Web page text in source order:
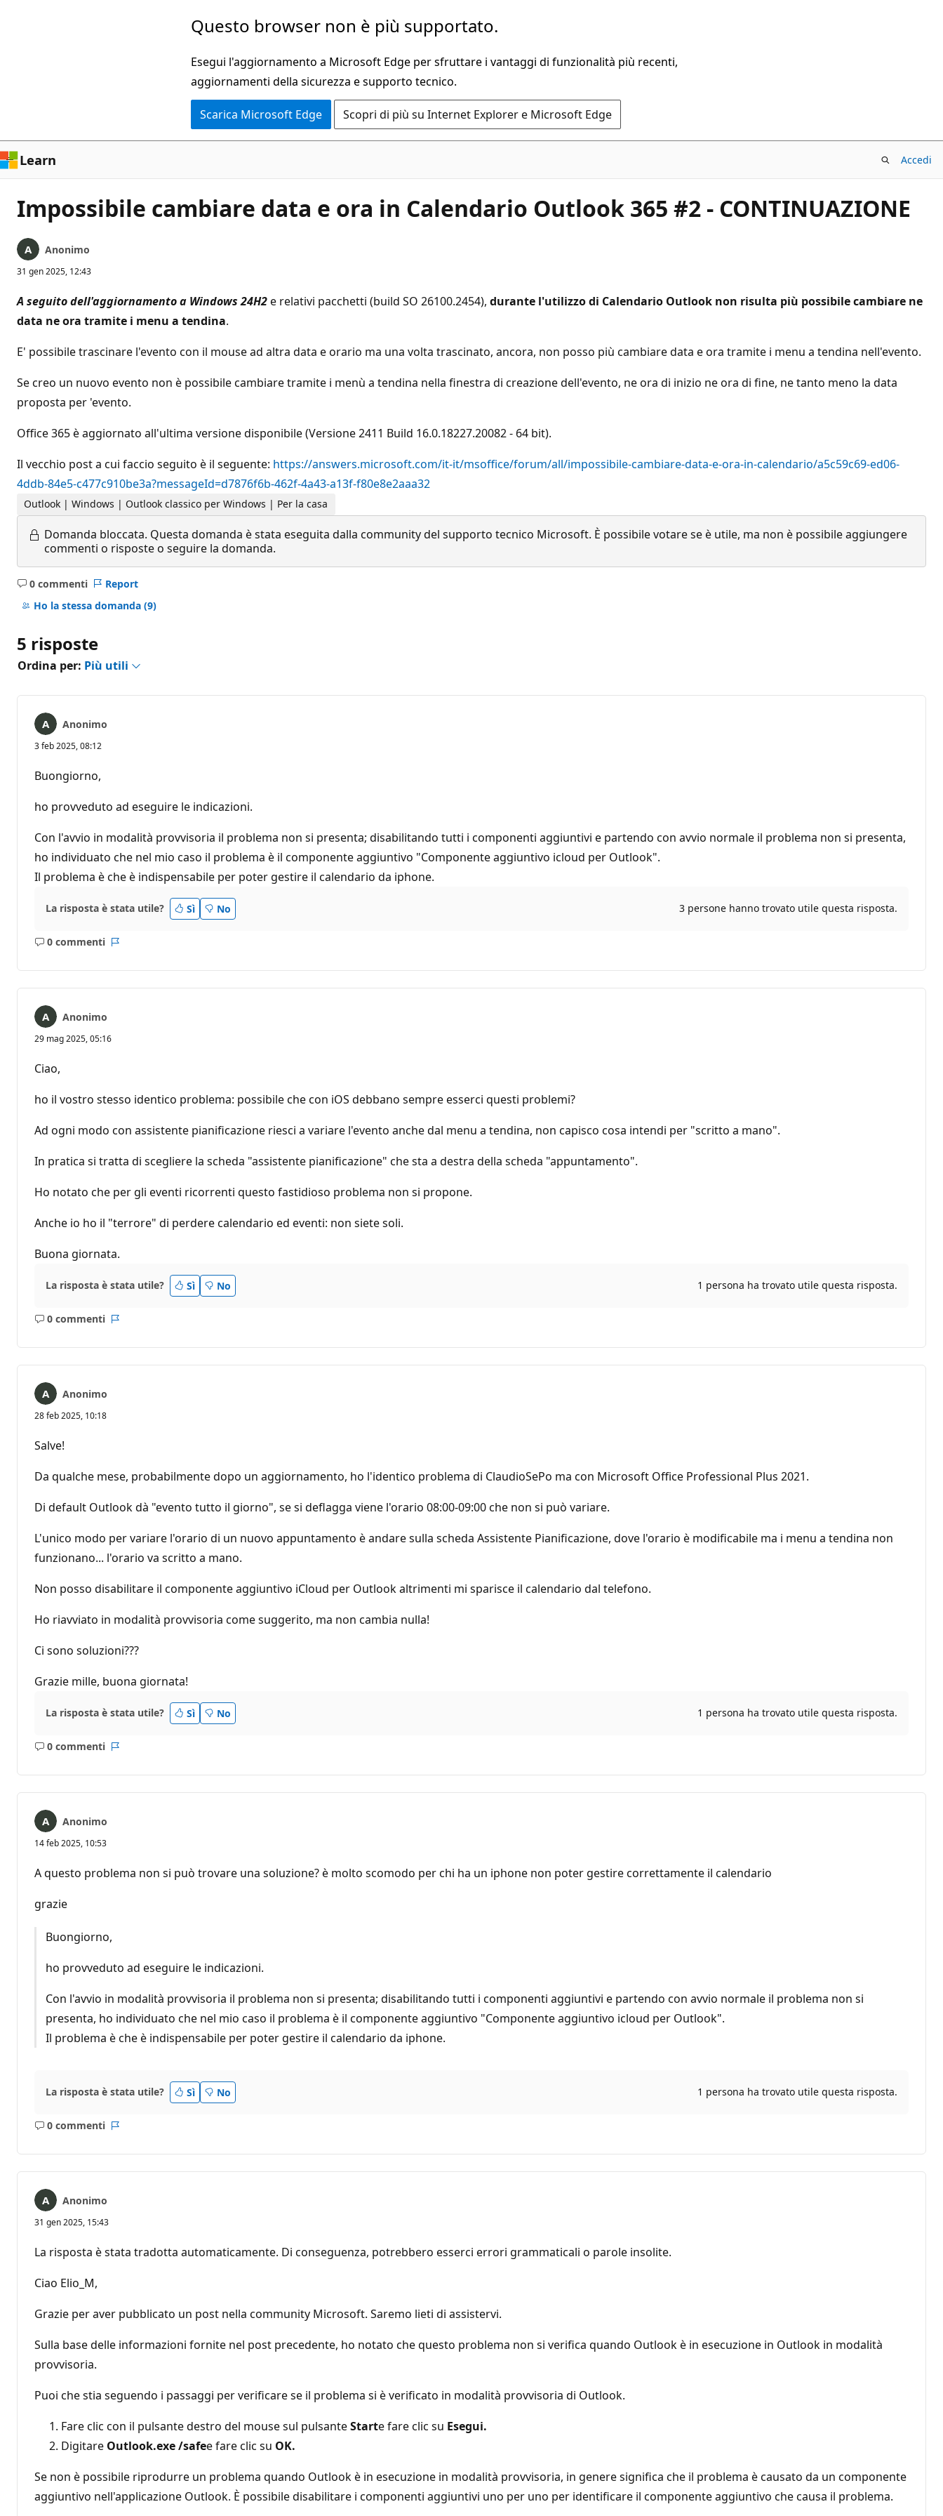
Questo browser non è più supportato.
Esegui l'aggiornamento a Microsoft Edge per sfruttare i vantaggi di funzionalità più recenti,
aggiornamenti della sicurezza e supporto tecnico.
Scarica Microsoft Edge Scopri di più su Internet Explorer e Microsoft Edge
Learn Accedi
Impossibile cambiare data e ora in Calendario Outlook 365 #2 - CONTINUAZIONE
Anonimo
31 gen 2025, 12:43
A seguito dell'aggiornamento a Windows 24H2e relativi pacchetti (build SO 26100.2454), durante l'utilizzo di Calendario Outlook non risulta più possibile cambiare ne
data ne ora tramite i menu a tendina.
E' possibile trascinare l'evento con il mouse ad altra data e orario ma una volta trascinato, ancora, non posso più cambiare data e ora tramite i menu a tendina nell'evento.
Se creo un nuovo evento non è possibile cambiare tramite i menù a tendina nella finestra di creazione dell'evento, ne ora di inizio ne ora di fine, ne tanto meno la data
proposta per 'evento.
Office 365 è aggiornato all'ultima versione disponibile (Versione 2411 Build 16.0.18227.20082 - 64 bit).
Il vecchio post a cui faccio seguito è il seguente: https://answers.microsoft.com/it-it/msoffice/forum/all/impossibile-cambiare-data-e-ora-in-calendario/a5c59c69-ed06-
4ddb-84e5-c477c910be3a?messageId=d7876f6b-462f-4a43-a13f-f80e8e2aaa32
Outlook | Windows | Outlook classico per Windows | Per la casa
Domanda bloccata. Questa domanda è stata eseguita dalla community del supporto tecnico Microsoft. È possibile votare se è utile, ma non è possibile aggiungere
commenti o risposte o seguire la domanda.
0 commenti
Nessun
commento
Report
Ho la stessa domanda (9)
5 risposte
Ordina per: Più utili
Anonimo
3 feb 2025, 08:12
Buongiorno,
ho provveduto ad eseguire le indicazioni.
Con l'avvio in modalità provvisoria il problema non si presenta; disabilitando tutti i componenti aggiuntivi e partendo con avvio normale il problema non si presenta,
ho individuato che nel mio caso il problema è il componente aggiuntivo "Componente aggiuntivo icloud per Outlook".
Il problema è che è indispensabile per poter gestire il calendario da iphone.
La risposta è stata utile? Sì No 3 persone hanno trovato utile questa risposta.
0 commenti
Nessun
Anonimo
29 mag 2025, 05:16
Ciao,
ho il vostro stesso identico problema: possibile che con iOS debbano sempre esserci questi problemi?
Ad ogni modo con assistente pianificazione riesci a variare l'evento anche dal menu a tendina, non capisco cosa intendi per "scritto a mano".
In pratica si tratta di scegliere la scheda "assistente pianificazione" che sta a destra della scheda "appuntamento".
Ho notato che per gli eventi ricorrenti questo fastidioso problema non si propone.
Anche io ho il "terrore" di perdere calendario ed eventi: non siete soli.
Buona giornata.
La risposta è stata utile? Sì No 1 persona ha trovato utile questa risposta.
0 commenti
Nessun
Anonimo
28 feb 2025, 10:18
Salve!
Da qualche mese, probabilmente dopo un aggiornamento, ho l'identico problema di ClaudioSePo ma con Microsoft Office Professional Plus 2021.
Di default Outlook dà "evento tutto il giorno", se si deflagga viene l'orario 08:00-09:00 che non si può variare.
L'unico modo per variare l'orario di un nuovo appuntamento è andare sulla scheda Assistente Pianificazione, dove l'orario è modificabile ma i menu a tendina non
funzionano... l'orario va scritto a mano.
Non posso disabilitare il componente aggiuntivo iCloud per Outlook altrimenti mi sparisce il calendario dal telefono.
Ho riavviato in modalità provvisoria come suggerito, ma non cambia nulla!
Ci sono soluzioni???
Grazie mille, buona giornata!
La risposta è stata utile? Sì No 1 persona ha trovato utile questa risposta.
0 commenti
Nessun
Anonimo
14 feb 2025, 10:53
A questo problema non si può trovare una soluzione? è molto scomodo per chi ha un iphone non poter gestire correttamente il calendario
grazie
Buongiorno,
ho provveduto ad eseguire le indicazioni.
Con l'avvio in modalità provvisoria il problema non si presenta; disabilitando tutti i componenti aggiuntivi e partendo con avvio normale il problema non si
presenta, ho individuato che nel mio caso il problema è il componente aggiuntivo "Componente aggiuntivo icloud per Outlook".
Il problema è che è indispensabile per poter gestire il calendario da iphone.
La risposta è stata utile? Sì No 1 persona ha trovato utile questa risposta.
0 commenti
Nessun
Anonimo
31 gen 2025, 15:43
La risposta è stata tradotta automaticamente. Di conseguenza, potrebbero esserci errori grammaticali o parole insolite.
Ciao Elio_M,
Grazie per aver pubblicato un post nella community Microsoft. Saremo lieti di assistervi.
Sulla base delle informazioni fornite nel post precedente, ho notato che questo problema non si verifica quando Outlook è in esecuzione in Outlook in modalità
provvisoria.
Puoi che stia seguendo i passaggi per verificare se il problema si è verificato in modalità provvisoria di Outlook.
Fare clic con il pulsante destro del mouse sul pulsanteStarte fare clic su Esegui.
Digitare Outlook.exe /safee fare clic su OK.
Se non è possibile riprodurre un problema quando Outlook è in esecuzione in modalità provvisoria, in genere significa che il problema è causato da un componente
aggiuntivo nell'applicazione Outlook. È possibile disabilitare i componenti aggiuntivi uno per uno per identificare il componente aggiuntivo che causa il problema.